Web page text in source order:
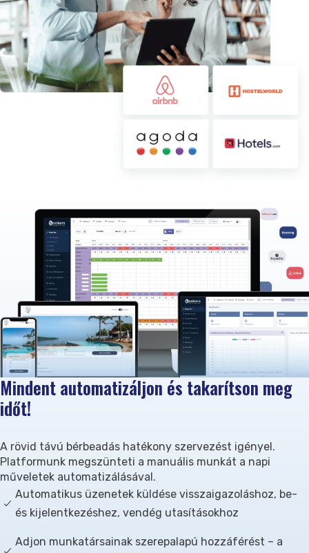
Mindent automatizáljon és takarítson meg
időt!
A rövid távú bérbeadás hatékony szervezést igényel.
Platformunk megszünteti a manuális munkát a napi
műveletek automatizálásával.
Automatikus üzenetek küldése visszaigazoláshoz, be-
és kijelentkezéshez, vendég utasításokhoz
Adjon munkatársainak szerepalapú hozzáférést – a